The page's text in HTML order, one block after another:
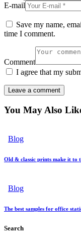
E-mail
Save my name,
time I comment.
Comment
I agree that my
You May Also
Blog
Old & classic prints make it to
Blog
The best samples for office
Search